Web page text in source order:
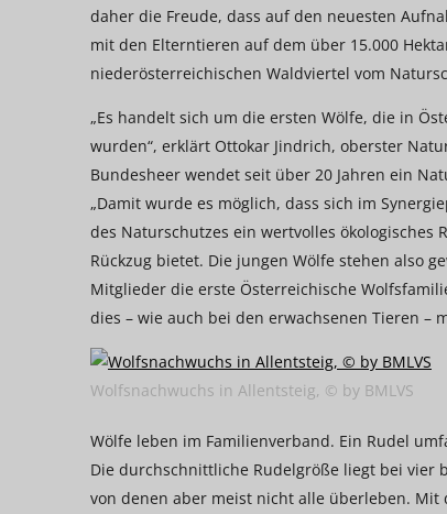
daher die Freude, dass auf den neuesten
mit den Elterntieren auf dem über 15.000
niederösterreichischen Waldviertel vom
„Es handelt sich um die ersten Wölfe, die in
wurden“, erklärt Ottokar Jindrich, oberster
Bundesheer wendet seit über 20 Jahren ein
„Damit wurde es möglich, dass sich im
des Naturschutzes ein wertvolles
Rückzug bietet. Die jungen Wölfe stehen also
Mitglieder die erste Österreichische
dies – wie auch bei den erwachsenen Tieren –
Wolfsnachwuchs in Allentsteig, © by BMLVS
Wölfe leben im Familienverband. Ein Rudel
Die durchschnittliche Rudelgröße liegt bei vier
von denen aber meist nicht alle überleben. Mit